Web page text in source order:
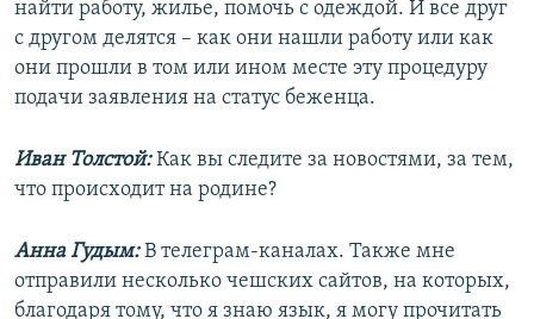
найти работу, жилье, помочь с одеждой. И все друг
с другом делятся – как они нашли работу или как
они прошли в том или ином месте эту процедуру
подачи заявления на статус беженца.
Иван Толстой:Как вы следите за новостями, за тем,
что происходит на родине?
Анна Гудым:В телеграм-каналах. Также мне
отправили несколько чешских сайтов, на которых,
благодаря тому, что я знаю язык, я могу прочитать